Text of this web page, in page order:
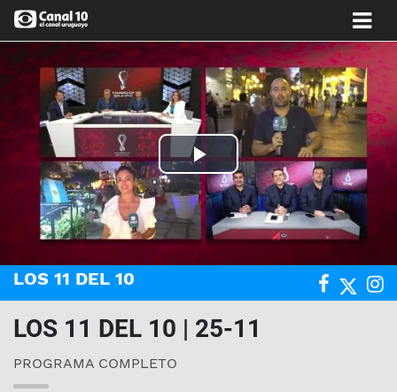
Play
Video
LOS 11 DEL 10
LOS 11 DEL 10 | 25-11
PROGRAMA COMPLETO